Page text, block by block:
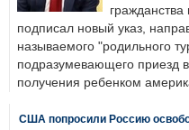
подписал новый указ,
называемого "родильного
подразумевающего приезд
получения ребенком
США попросили Россию